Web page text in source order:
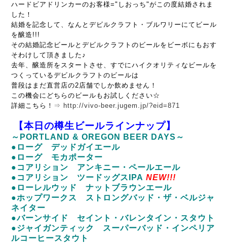
ハードビアドリンカーのお客様="しおっち"がこの度結婚されま
した！
結婚を記念して、なんとデビルクラフト・ブルワリーにてビール
を醸造!!!
その結婚記念ビールとデビルクラフトのビールをビーボにもおす
そわけして頂きました♪
去年、醸造所をスタートさせ、すでにハイクオリティなビールを
つくっているデビルクラフトのビールは
普段はまだ直営店の2店舗でしか飲めません！
この機会にどちらのビールもお試しください☆
詳細こちら！ ⇒ http://vivo-beer.jugem.jp/?eid=871
【本日の樽生ビールラインナップ】
～PORTLAND & OREGON BEER DAYS～
●ローグ デッドガイエール
●ローグ モカポーター
●コアリション アンキニー・ペールエール
●コアリション ツードッグスIPA NEW!!!
●ローレルウッド ナットブラウンエール
●ホップワークス ストロングバッド・ザ・ベルジャ
ネイター
●バーンサイド セイント・バレンタイン・スタウト
●ジャイガンティック スーパーバッド・インペリア
ルコーヒースタウト